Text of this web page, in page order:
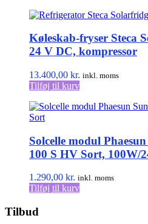
Køleskab-fryser Steca
24 V DC, kompressor
13.400,00 kr. inkl. moms
Tilføj til kurv
Solcelle modul
100 S HV Sort, 100W/
1.290,00 kr. inkl. moms
Tilføj til kurv
Tilbud